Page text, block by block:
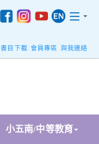
書目下載 會員專區 與我連絡
小五南/中等教育